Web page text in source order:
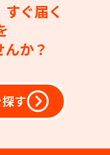
ぐ届く
か？
す